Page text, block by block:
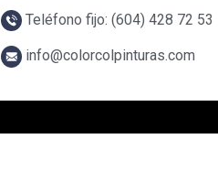
Teléfono fijo: (604) 428 72 53
info@colorcolpinturas.com